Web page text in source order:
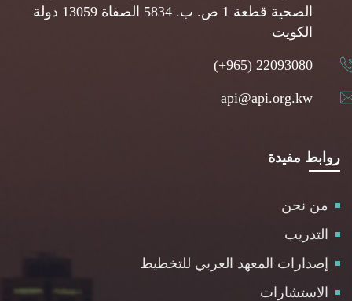
الصحية قطعة 1 ص. ب. 5834 الصفاة 13059 دولة
الكويت
(+965) 22093080
api@api.org.kw
روابط مفيدة
من نحن
التدريب
إصدارات المعهد العربي للتخطيط
الاستشارات